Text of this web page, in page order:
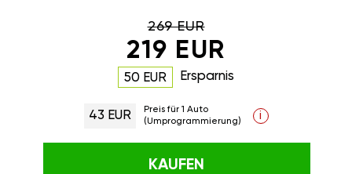
269 EUR
219 EUR
50 EUR Ersparnis
43 EUR
Preis für 1 Auto
(Umprogrammierung)
i
KAUFEN